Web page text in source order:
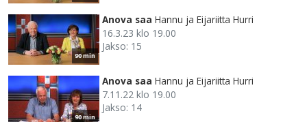
90 min
Anova saa Hannu ja Eijariitta Hurri
16.3.23 klo 19.00
Jakso: 15
90 min
Anova saa Hannu ja Eijariitta Hurri
7.11.22 klo 19.00
Jakso: 14